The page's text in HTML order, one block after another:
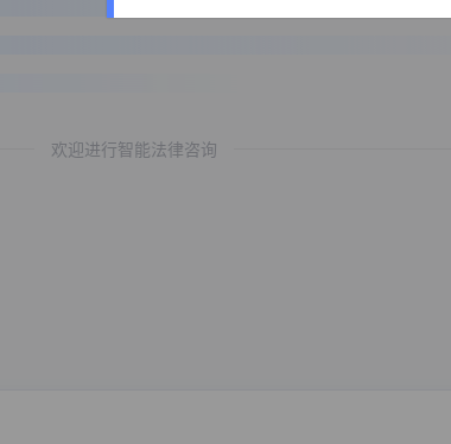
欢迎进行智能法律咨询